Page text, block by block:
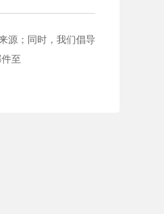
源；同时，我们倡导
至